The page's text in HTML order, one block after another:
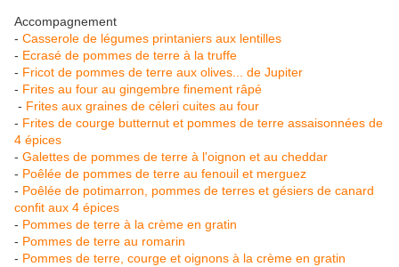
Accompagnement
- Casserole de légumes printaniers aux lentilles
- Ecrasé de pommes de terre à la truffe
- Fricot de pommes de terre aux olives... de Jupiter
- Frites au four au gingembre finement râpé
- Frites aux graines de céleri cuites au four
- Frites de courge butternut et pommes de terre assaisonnées de
4 épices
- Galettes de pommes de terre à l'oignon et au cheddar
- Poêlée de pommes de terre au fenouil et merguez
- Poêlée de potimarron, pommes de terres et gésiers de canard
confit aux 4 épices
- Pommes de terre à la crème en gratin
- Pommes de terre au romarin
- Pommes de terre, courge et oignons à la crème en gratin